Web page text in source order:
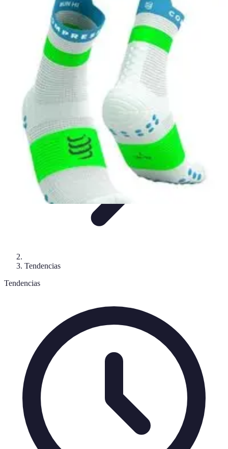
Formación a Distancia
Aprendizaje EfectivoComparativasPlataformas
Formación a Distancia
Tendencias
Tendencias